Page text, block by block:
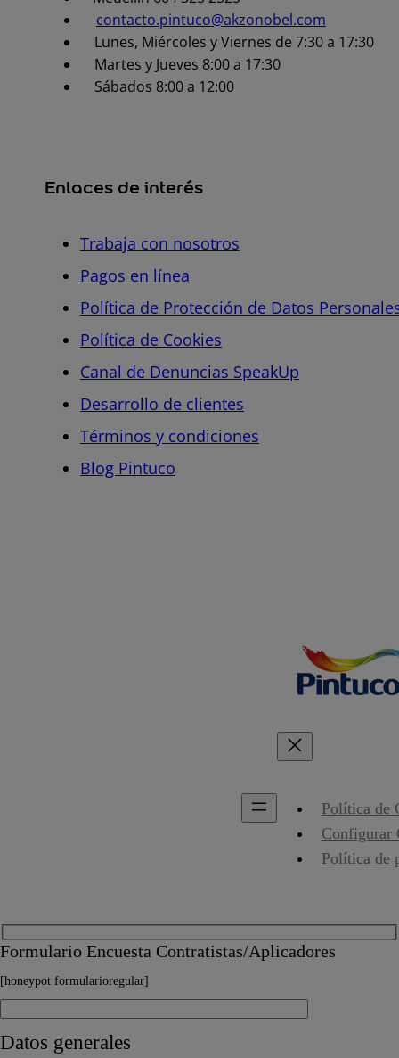
contacto.pintuco@akzonobel.com
Lunes, Miércoles y Viernes de 7:30 a 17:30
Martes y Jueves 8:00 a 17:30
Sábados 8:00 a 12:00
Enlaces de interés
Trabaja con nosotros
Pagos en línea
Política de Protección de Datos
Política de Cookies
Canal de Denuncias SpeakUp
Desarrollo de clientes
Términos y condiciones
Blog Pintuco
Política de
Configurar
Política de
Formulario Encuesta Contratistas/Aplicadores
[honeypot formularioregular]
Datos generales